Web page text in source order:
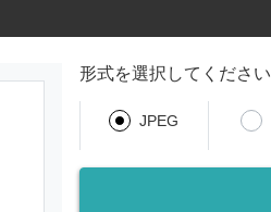
形式を選択してください
JPEG